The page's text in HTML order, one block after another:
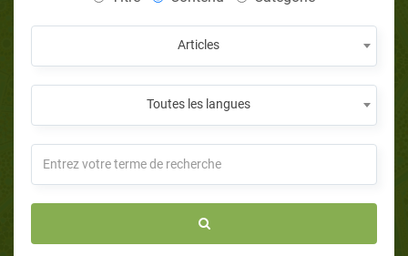
Articles
Toutes les langues